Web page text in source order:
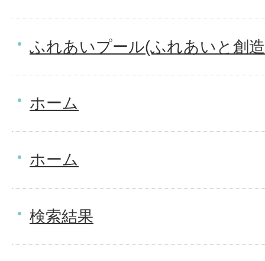
ふれあいプール(ふれあいと創
ホーム
ホーム
検索結果